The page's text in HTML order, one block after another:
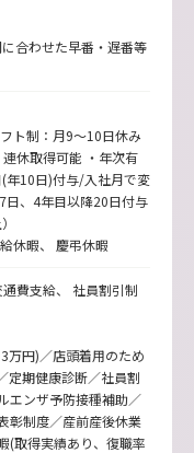
合わせた早番・遅番等
ト制：月9～10日休み
連休取得可能 ・年次有
年10日)付与/入社月で変
、4年目以降20日付与
休暇、 慶弔休暇
費支給、 社員割引制
万円)／店頭着用のため
定期健康診断／社員割
エンザ予防接種補助／
彰制度／産前産後休業
(取得実績あり、復職率